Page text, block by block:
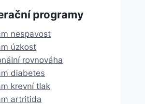
programy
nespavost
úzkost
rovnováha
diabetes
krevní tlak
artritida